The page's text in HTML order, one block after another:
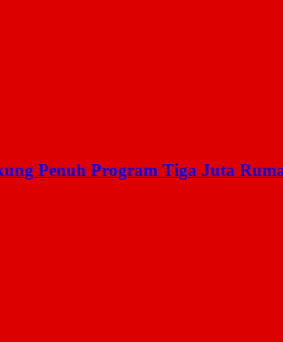
Penuh Program Tiga Juta